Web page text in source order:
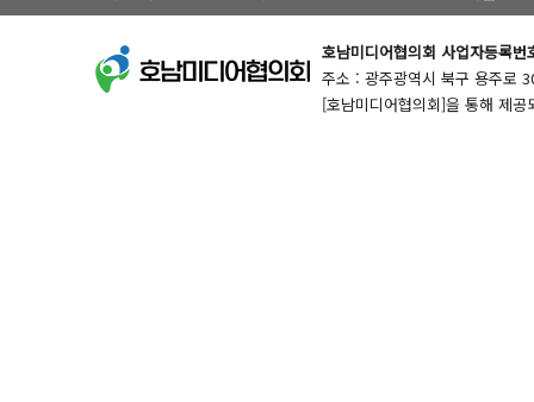
호남미디어협의회 사업자등록
주소 : 광주광역시 북구 용주
[호남미디어협의회]을 통해 제